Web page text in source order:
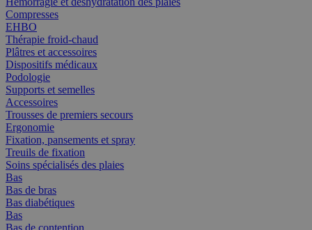
Compresses
EHBO
Thérapie froid-chaud
Plâtres et accessoires
Dispositifs médicaux
Podologie
Supports et semelles
Accessoires
Trousses de premiers secours
Ergonomie
Fixation, pansements et spray
Treuils de fixation
Soins spécialisés des plaies
Bas
Bas de bras
Bas diabétiques
Bas